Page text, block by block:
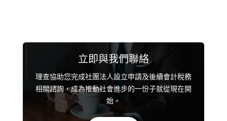
立即與我們聯絡
理查協助您完成社團法人設立申請及後續會計稅務
相關諮詢，成為推動社會進步的一份子就從現在開
始。